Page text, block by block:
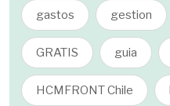
gastos gestion
GRATIS guia
HCMFRONT Chile